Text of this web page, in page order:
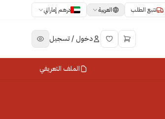
تتبع الطلب العربية درهم إماراتي
دخول / تسجيل
الملف التعريفي